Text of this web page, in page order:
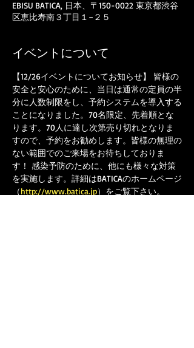
EBISU BATICA, 日本、〒150-0022 東京都渋谷
区恵比寿南３丁目１−２５
イベントについて
【12/26イベントについてお知らせ】 皆様の
安全と安心のために、当日は通常の定員の半
分に人数制限をし、予約システムを導入する
ことになりました。70名限定、先着順とな
ります。70人に達し次第売り切れとなりま
すので、予約をお勧めします。皆様の無理の
ない範囲でのご来場をお待ちしておりま
す！ 感染予防のために、他にも様々な対策
を実施します。詳細はBATICAのホームページ
（http://www.batica.jp）をご覧下さい。